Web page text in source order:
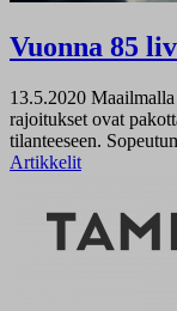
Vuonna 85
13.5.2020
rajoitukset ovat
tilanteeseen.
Artikkelit